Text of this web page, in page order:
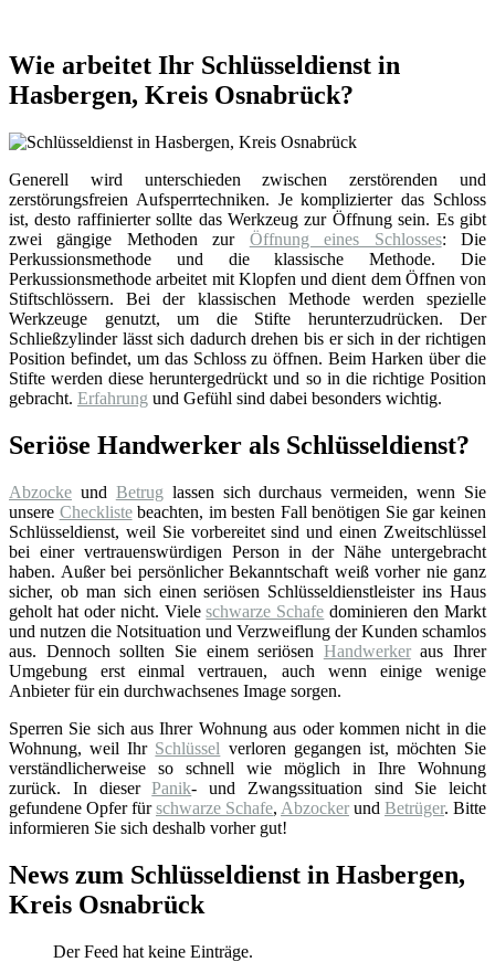
Wie arbeitet Ihr Schlüsseldienst in
Hasbergen, Kreis Osnabrück?
Generell wird unterschieden zwischen zerstörenden und
zerstörungsfreien Aufsperrtechniken. Je komplizierter das Schloss
ist, desto raffinierter sollte das Werkzeug zur Öffnung sein. Es gibt
zwei gängige Methoden zur Öffnung eines Schlosses: Die
Perkussionsmethode und die klassische Methode. Die
Perkussionsmethode arbeitet mit Klopfen und dient dem Öffnen von
Stiftschlössern. Bei der klassischen Methode werden spezielle
Werkzeuge genutzt, um die Stifte herunterzudrücken. Der
Schließzylinder lässt sich dadurch drehen bis er sich in der richtigen
Position befindet, um das Schloss zu öffnen. Beim Harken über die
Stifte werden diese heruntergedrückt und so in die richtige Position
gebracht. Erfahrung und Gefühl sind dabei besonders wichtig.
Seriöse Handwerker als Schlüsseldienst?
Abzocke und Betrug lassen sich durchaus vermeiden, wenn Sie
unsere Checklistebeachten, im besten Fall benötigen Sie gar keinen
Schlüsseldienst, weil Sie vorbereitet sind und einen Zweitschlüssel
bei einer vertrauenswürdigen Person in der Nähe untergebracht
haben. Außer bei persönlicher Bekanntschaft weiß vorher nie ganz
sicher, ob man sich einen seriösen Schlüsseldienstleister ins Haus
geholt hat oder nicht. Vieleschwarze Schafe dominieren den Markt
und nutzen die Notsituation und Verzweiflung der Kunden schamlos
aus. Dennoch sollten Sie einem seriösen Handwerkeraus Ihrer
Umgebung erst einmal vertrauen, auch wenn einige wenige
Anbieter für ein durchwachsenes Image sorgen.
Sperren Sie sich aus Ihrer Wohnung aus oder kommen nicht in die
Wohnung, weil Ihr Schlüssel verloren gegangen ist, möchten Sie
verständlicherweise so schnell wie möglich in Ihre Wohnung
zurück. In dieserPanik- und Zwangssituation sind Sie leicht
gefundene Opfer fürschwarze Schafe, Abzocker und Betrüger. Bitte
informieren Sie sich deshalb vorher gut!
News zum Schlüsseldienst in Hasbergen,
Kreis Osnabrück
Der Feed hat keine Einträge.